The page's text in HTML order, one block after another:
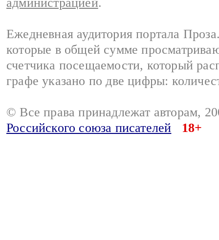
Ежедневная аудитория портала
которые в общей сумме
счетчика посещаемости, который
графе указано по две цифры:
© Все права принадлежат авторам,
Российского союза писателей
18+